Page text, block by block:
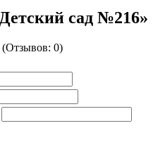
сад №216»
(Отзывов: 0)